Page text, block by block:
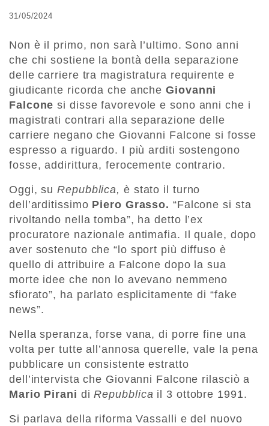
31/05/2024
Non è il primo, non sarà l’ultimo. Sono anni
che chi sostiene la bontà della separazione
delle carriere tra magistratura requirente e
giudicante ricorda che ancheGiovanni
Falcone si disse favorevole e sono anni che i
magistrati contrari alla separazione delle
carriere negano che Giovanni Falcone si fosse
espresso a riguardo. I più arditi sostengono
fosse, addirittura, ferocemente contrario.
Oggi, suRepubblica, è stato il turno
dell’arditissimo Piero Grasso. “Falcone si sta
rivoltando nella tomba”, ha detto l’ex
procuratore nazionale antimafia. Il quale, dopo
aver sostenuto che “lo sport più diffuso è
quello di attribuire a Falcone dopo la sua
morte idee che non lo avevano nemmeno
sfiorato”, ha parlato esplicitamente di “fake
news”.
Nella speranza, forse vana, di porre fine una
volta per tutte all’annosa querelle, vale la pena
pubblicare un consistente estratto
dell’intervista che Giovanni Falcone rilasciò a
Mario Pirani diRepubblica il 3 ottobre 1991.
Si parlava della riforma Vassalli e del nuovo